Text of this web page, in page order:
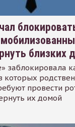
близких
заблокировала
которых
провести
их домой